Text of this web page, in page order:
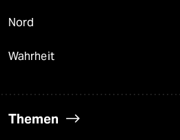
Nord
Wahrheit
Themen